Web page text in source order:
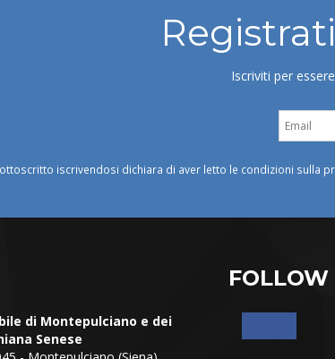
Iscriviti per
iscrivendosi dichiara di aver letto le condizioni sulla
di Montepulciano e dei
Senese
FOLLOW